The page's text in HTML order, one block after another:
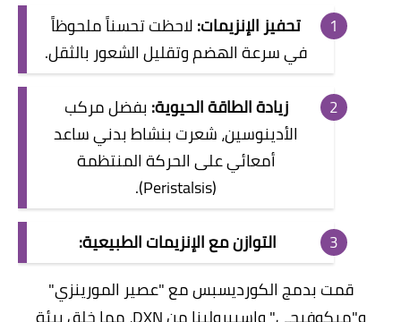
تحفيز الإنزيمات:لاحظت تحسناً ملحوظاً
في سرعة الهضم وتقليل الشعور بالثقل.
زيادة الطاقة الحيوية: بفضل مركب
الأدينوسين، شعرت بنشاط بدني ساعد
أمعائي على الحركة المنتظمة
(Peristalsis).
التوازن مع الإنزيمات الطبيعية:
قمت بدمج الكورديسبس مع "عصير المورينزي"